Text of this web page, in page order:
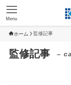
Menu
ホーム 監修記事
監修記事 –